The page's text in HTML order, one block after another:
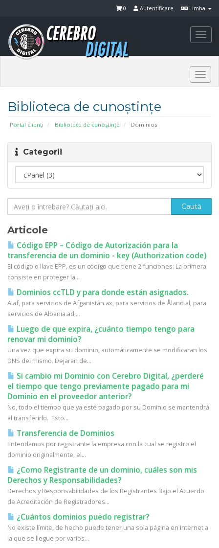
Limba
Autentificare
0
Biblioteca de cunoștințe
Portal clienți Biblioteca de cunoștințe Dominios
Categorii
Articole
Código EPP – Código de Autorización para la
transferencia de un dominio - key (Authorization code)
El código o llave EPP, es un código que tiene 2 funciones: La primera
consiste en proteger la...
Dominios ccTLD y para donde están asignados.
A.af, para servicios de Afganistán.ax, para servicios de Åland.al, para
servicios de Albania.ad,...
Luego de que expira, ¿cuánto tiempo tengo para
renovar mi dominio?
Una vez que expira su dominio, automáticamente se modificaran los
DNS del mismo. Dejaran de...
Si cambio mi Dominio con Cerebro Digital, ¿perderé
el tiempo que tengo previamente pagado para mi
Dominio en el proveedor anterior?
No, todo el tiempo que ya esté pagado por su Dominio se mantendrá
al transferirlo. Esto...
Transferencia de Dominios
Entendamos por registrante la empresa con la cual se registro el
dominio originalmente, el...
¿Como Registrante de un dominio, cuáles son mis
Derechos y Responsabilidades?
Derechos y Responsabilidades de los Registrantes Bajo el Acuerdo
de Acreditación de Registradores...
¿Cuántos dominios puedo registrar?
No existe límite, de hecho puede tener una sola página en Internet a
la que se llegue por varios...